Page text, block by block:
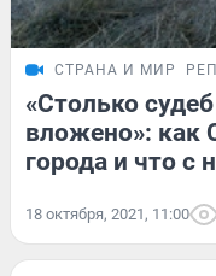
СТРАНА И МИР
«Столько
вложено»: как
города и что с
18 октября, 2021, 11:00